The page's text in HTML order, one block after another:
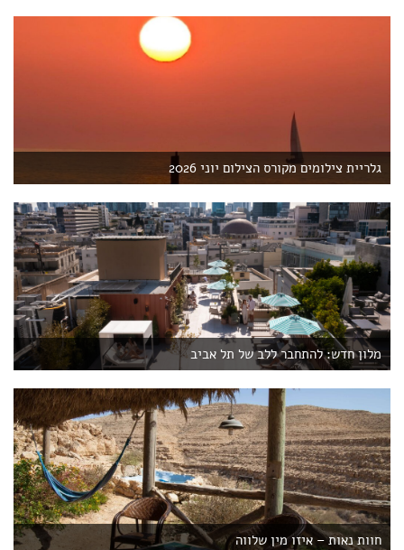
גלריית צילומים מקורס הצילום יוני 2026
מלון חדש: להתחבר ללב של תל אביב
חוות נאות – איזו מין שלווה